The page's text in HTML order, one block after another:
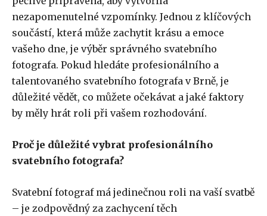
nezapomenutelné vzpomínky. Jednou z klíčových
součástí, která může zachytit krásu a emoce
vašeho dne, je výběr správného svatebního
fotografa. Pokud hledáte profesionálního a
talentovaného svatebního fotografa v Brně, je
důležité vědět, co můžete očekávat a jaké faktory
by měly hrát roli při vašem rozhodování.
Proč je důležité vybrat profesionálního
svatebního fotografa?
Svatební fotograf má jedinečnou roli na vaší svatbě
– je zodpovědný za zachycení těch